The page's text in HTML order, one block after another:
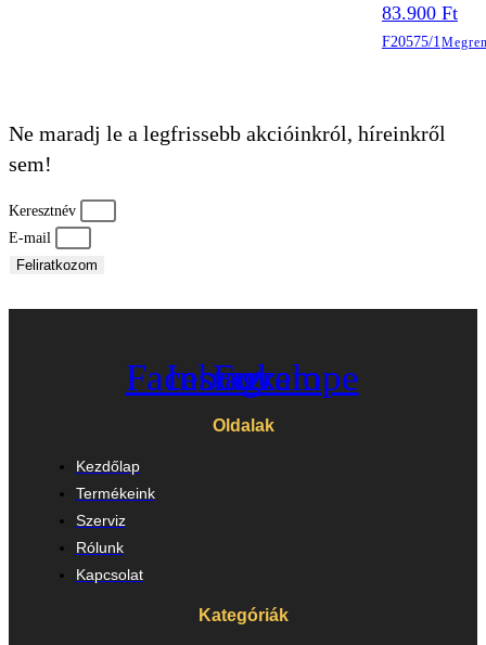
83.900 Ft
F20575/1
Ne maradj le a legfrissebb akcióinkról, híreinkről
sem!
Keresztnév
E-mail
Feliratkozom
Facebook
Instagram
Envelope
Oldalak
Kezdőlap
Termékeink
Szerviz
Rólunk
Kapcsolat
Kategóriák